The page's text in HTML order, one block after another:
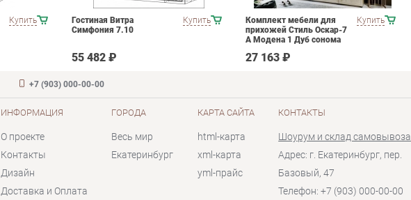
Купить Купить
Гостиная Витра
Симфония 7.10
55 482 ₽
Купить
Комплект мебели для
прихожей Стиль Оскар-7
А Модена 1 Дуб сонома
27 163 ₽
+7 (903) 000-00-00
ИНФОРМАЦИЯ
О проекте
Контакты
Дизайн
Доставка и Оплата
ГОРОДА
Весь мир
Екатеринбург
КАРТА САЙТА
html-карта
xml-карта
yml-прайс
КОНТАКТЫ
Шоурум и склад самовывоза
Адрес: г. Екатеринбург, пер.
Базовый, 47
Телефон: +7 (903) 000-00-00